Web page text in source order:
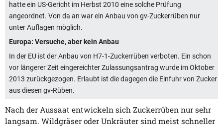
hatte ein US-Gericht im Herbst 2010 eine solche Prüfung
angeordnet. Von da an war ein Anbau von gv-Zuckerrüben nur
unter Auflagen möglich.
Europa: Versuche, aber kein Anbau
In der EU ist der Anbau von H7-1-Zuckerrüben verboten. Ein schon
vor längerer Zeit eingereichter Zulassungsantrag wurde im Oktober
2013 zurückgezogen. Erlaubt ist die dagegen die Einfuhr von Zucker
aus diesen gv-Rüben.
Nach der Aussaat entwickeln sich Zuckerrüben nur sehr
langsam. Wildgräser oder Unkräuter sind meist schneller